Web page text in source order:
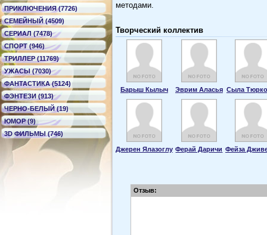
ПРИКЛЮЧЕНИЯ (7726)
СЕМЕЙНЫЙ (4509)
СЕРИАЛ (7478)
СПОРТ (946)
ТРИЛЛЕР (11769)
УЖАСЫ (7030)
ФАНТАСТИКА (5124)
ФЭНТЕЗИ (913)
ЧЕРНО-БЕЛЫЙ (19)
ЮМОР (9)
3D ФИЛЬМЫ (746)
методами.
Творческий коллектив
Барыш Кылыч Эврим Аласья Сыла
Джерен Ялазоглу Ферай Даричи Фейза
Отзыв: